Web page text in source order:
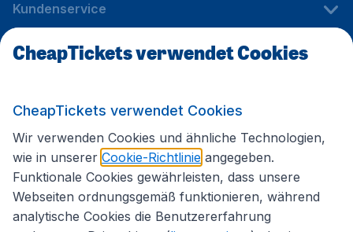
Kundenservice
CheapTickets.de
Internationale Webseiten
Folgen Sie uns:
CheapTickets verwendet Cookies
CheapTickets verwendet Cookies
Wir verwenden Cookies und ähnliche Technologien,
wie in unserer Cookie-Richtlinie angegeben.
Funktionale Cookies gewährleisten, dass unsere
Webseiten ordnungsgemäß funktionieren, während
analytische Cookies die Benutzererfahrung